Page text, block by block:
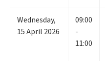
Wednesday,
15April 2026
09:00
-
11:00